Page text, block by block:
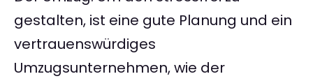
gestalten, ist eine gute Planung und ein
vertrauenswürdiges
Umzugsunternehmen, wie der